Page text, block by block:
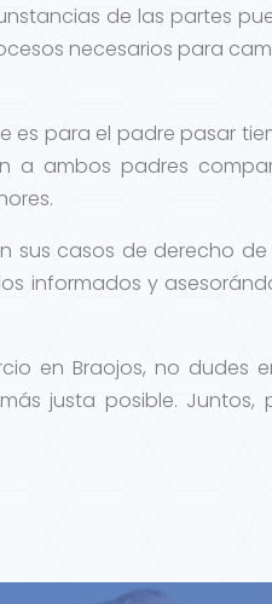
de las partes
necesarios para
es para el padre pasar
a ambos padres
sus casos de derecho de
informados y
en Braojos, no dudes
justa posible. Juntos,